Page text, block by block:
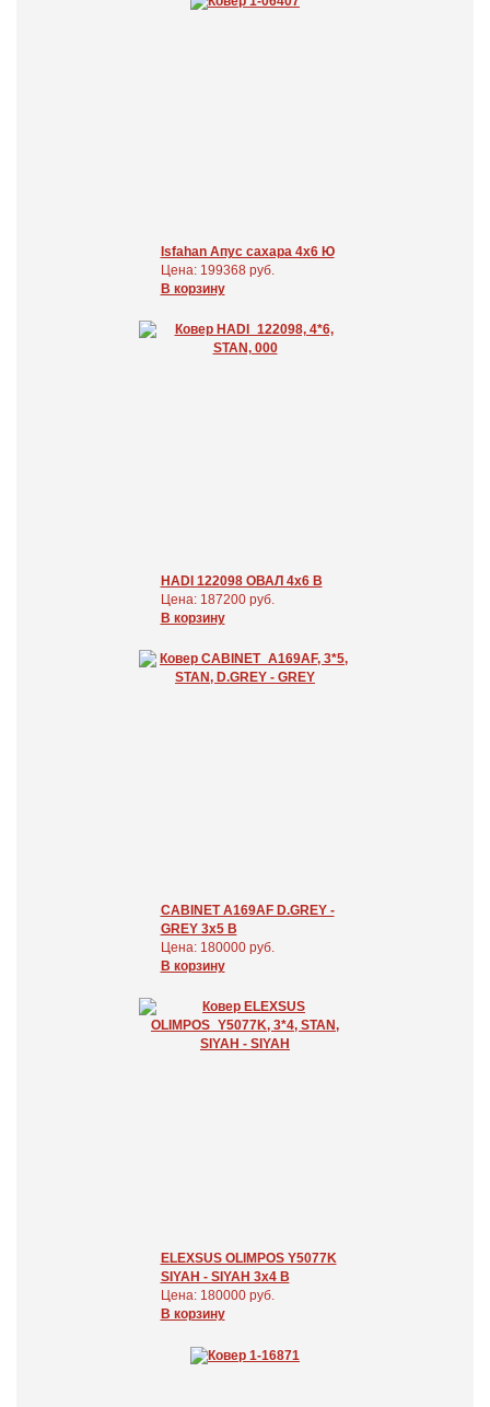
Isfahan Апус сахара 4x6 Ю
Цена: 199368 руб.
В корзину
HADI 122098 ОВАЛ 4x6 В
Цена: 187200 руб.
В корзину
CABINET A169AF D.GREY -
GREY 3x5 В
Цена: 180000 руб.
В корзину
ELEXSUS OLIMPOS Y5077K
SIYAH - SIYAH 3x4 В
Цена: 180000 руб.
В корзину